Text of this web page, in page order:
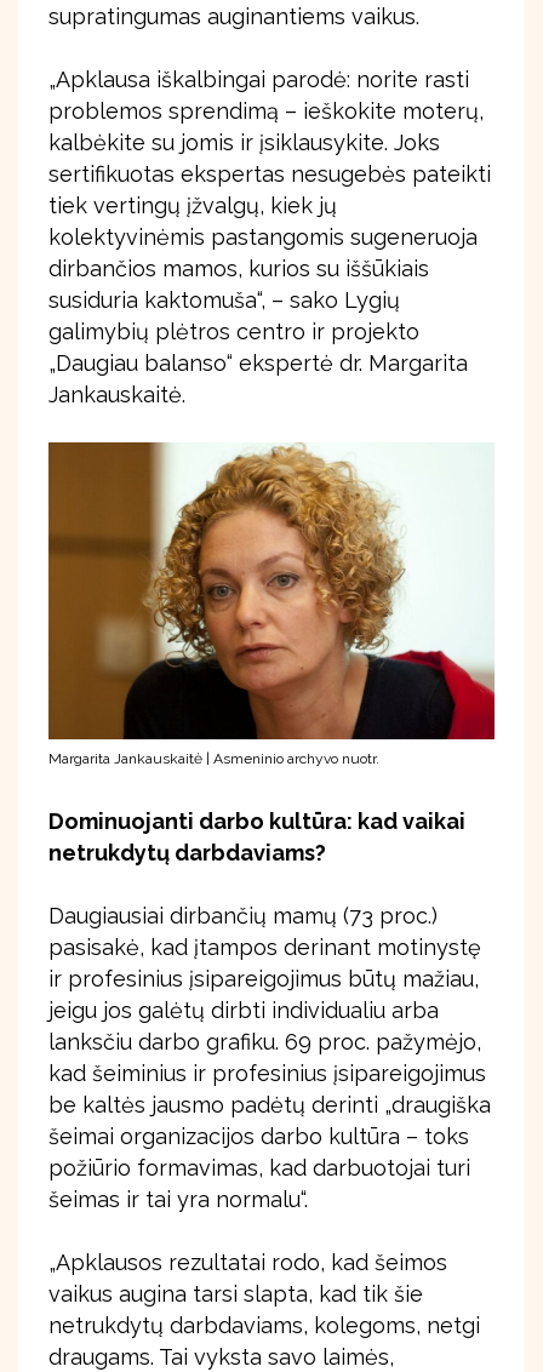
supratingumas auginantiems vaikus.
„Apklausa iškalbingai parodė: norite rasti
problemos sprendimą – ieškokite moterų,
kalbėkite su jomis ir įsiklausykite. Joks
sertifikuotas ekspertas nesugebės pateikti
tiek vertingų įžvalgų, kiek jų
kolektyvinėmis pastangomis sugeneruoja
dirbančios mamos, kurios su iššūkiais
susiduria kaktomuša“, – sako Lygių
galimybių plėtros centro ir projekto
„Daugiau balanso“ ekspertė dr. Margarita
Jankauskaitė.
Margarita Jankauskaitė | Asmeninio archyvo nuotr.
Dominuojanti darbo kultūra: kad vaikai
netrukdytų darbdaviams?
Daugiausiai dirbančių mamų (73 proc.)
pasisakė, kad įtampos derinant motinystę
ir profesinius įsipareigojimus būtų mažiau,
jeigu jos galėtų dirbti individualiu arba
lanksčiu darbo grafiku. 69 proc. pažymėjo,
kad šeiminius ir profesinius įsipareigojimus
be kaltės jausmo padėtų derinti „draugiška
šeimai organizacijos darbo kultūra – toks
požiūrio formavimas, kad darbuotojai turi
šeimas ir tai yra normalu“.
„Apklausos rezultatai rodo, kad šeimos
vaikus augina tarsi slapta, kad tik šie
netrukdytų darbdaviams, kolegoms, netgi
draugams. Tai vyksta savo laimės,